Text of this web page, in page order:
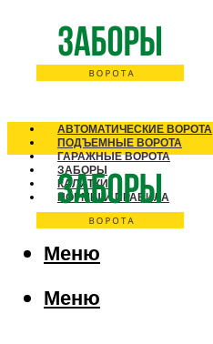
АВТОМАТИЧЕСКИЕ ВОРОТА
ПОДЪЕМНЫЕ ВОРОТА
ГАРАЖНЫЕ ВОРОТА
ЗАБОРЫ
КАЛИТКИ
НОРМЫ И ПРАВИЛА
Меню
Меню